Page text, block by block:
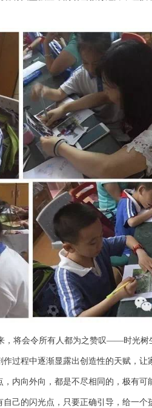
，将会令所有人都为之赞叹——时光树
过程中逐渐显露出创造性的天赋，让
内向外向，都是不尽相同的，极有可
己的闪光点，只要正确引导，给一个